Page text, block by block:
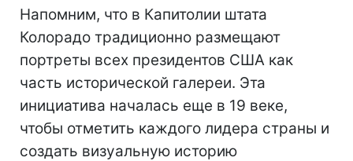
Напомним, что в Капитолии штата
Колорадо традиционно размещают
портреты всех президентов США как
часть исторической галереи. Эта
инициатива началась еще в 19 веке,
чтобы отметить каждого лидера страны и
создать визуальную историю